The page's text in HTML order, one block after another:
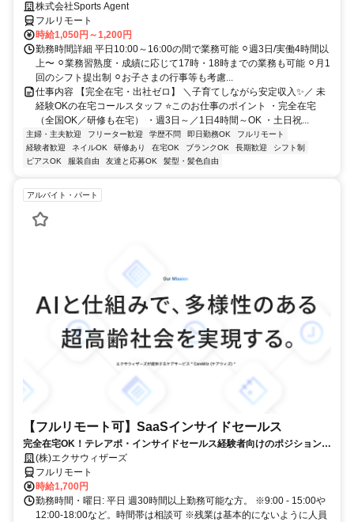
株式会社Sports Agent
フルリモート
時給1,050円～1,200円
勤務時間詳細 平日10:00～16:00の間で業務可能 ⚪︎週3日/実働4時間以
上〜 ⚪︎業務習熟度・成績に応じて17時・18時までの業務も可能 ⚪︎月1
回のシフト提出制 ⚪︎お子さまの行事等も考慮...
仕事内容 【完全在宅・出社ゼロ】 ＼子育てしながら安定収入✨／ 未
経験OKの在宅コールスタッフ ⭐このお仕事のポイント ・完全在宅
（全国OK／研修も在宅） ・週3日～／1日4時間～OK ・土日祝...
主婦・主夫歓迎 フリーター歓迎 学歴不問 即日勤務OK
フルリモート
経験者歓迎
ネイルOK 研修あり 在宅OK ブランクOK 長期歓迎
シフト制
ピアスOK
服装自由 友達と応募OK 髪型・髪色自由
アルバイト・パート
【フルリモート可】SaaSインサイドセールス
完全在宅OK！テレアポ・インサイドセールス経験者向けのポジションで
す！(株)エクサウィザーズ
フルリモート
時給1,700円
勤務時間・曜日: 平日 週30時間以上勤務可能な方。 ※9:00 - 15:00や
12:00-18:00など。時間帯は相談可 ※残業は基本的にないように人員